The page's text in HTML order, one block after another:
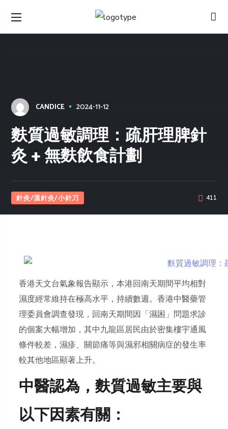
CANDICE 2024-11-12
麩質過敏調理：疏肝理脾針
灸 + 無麩飲食計劃
針灸/溫針灸/小針刀 411
香港天文台氣象報告顯示，本港回南天期間平均相對
濕度經常維持在極高水平，持續數週。香港中醫藥管
理委員會調查發現，回南天期間因「濕困」問題求診
的個案大幅增加，其中九龍區居民由於密集樓宇通風
條件較差，濕疹、關節痛等與濕邪相關病症的發生率
較其他地區顯著上升。
中醫認為，麩質過敏主要與
以下因素有關：